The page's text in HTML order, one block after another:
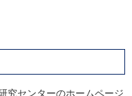
究センターのホームページ